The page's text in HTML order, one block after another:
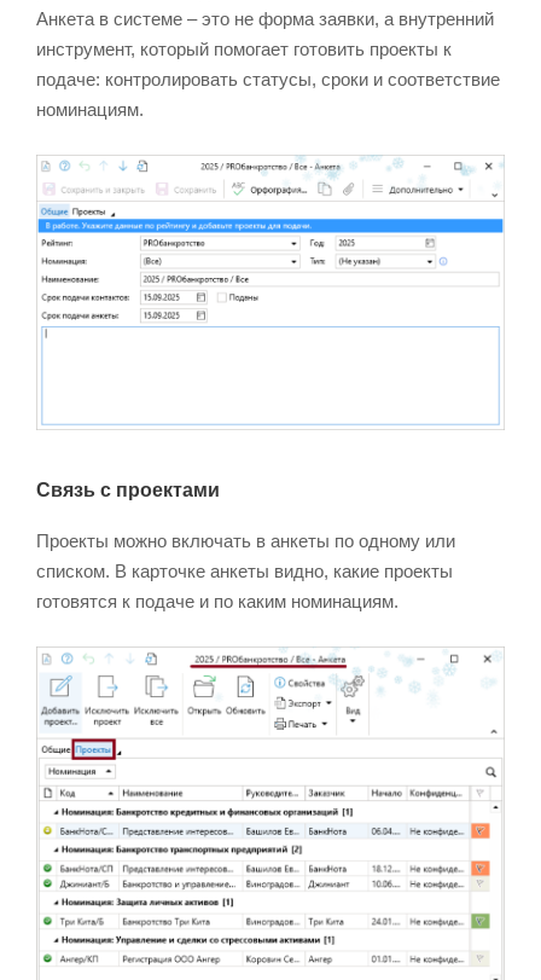
Анкета в системе – это не форма заявки, а внутренний
инструмент, который помогает готовить проекты к
подаче: контролировать статусы, сроки и соответствие
номинациям.
Связь с проектами
Проекты можно включать в анкеты по одному или
списком. В карточке анкеты видно, какие проекты
готовятся к подаче и по каким номинациям.